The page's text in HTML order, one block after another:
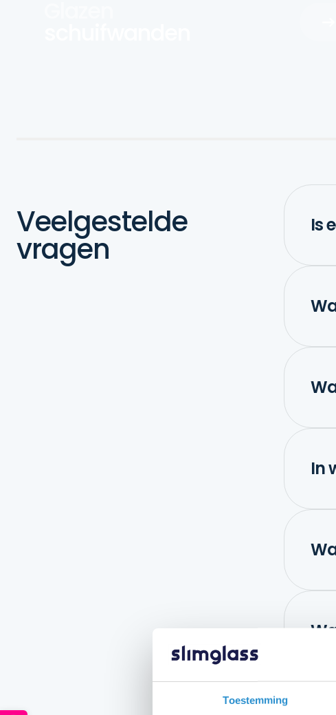
Toestemming
Veelgestelde
vragen
Is
In